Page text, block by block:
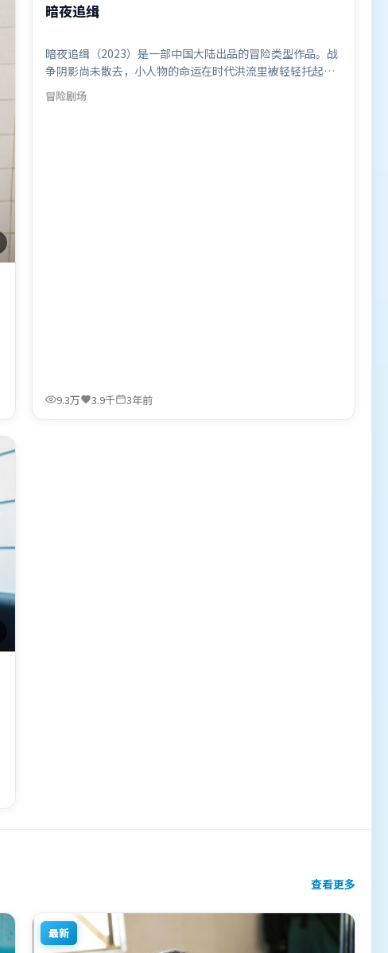
暗夜追缉
暗夜追缉（2023）是一部中国大陆出品的冒险类型作品。战
争阴影尚未散去，小人物的命运在时代洪流里被轻轻托起又
放下。人物关系网复杂却不凌乱，每场对手戏都推动信息增
量。由雷德利·斯科特执导，谭卓、秦海璐、全智贤，刘德
冒险剧场
9.3万 3.9千 3年前
查看更多
最新